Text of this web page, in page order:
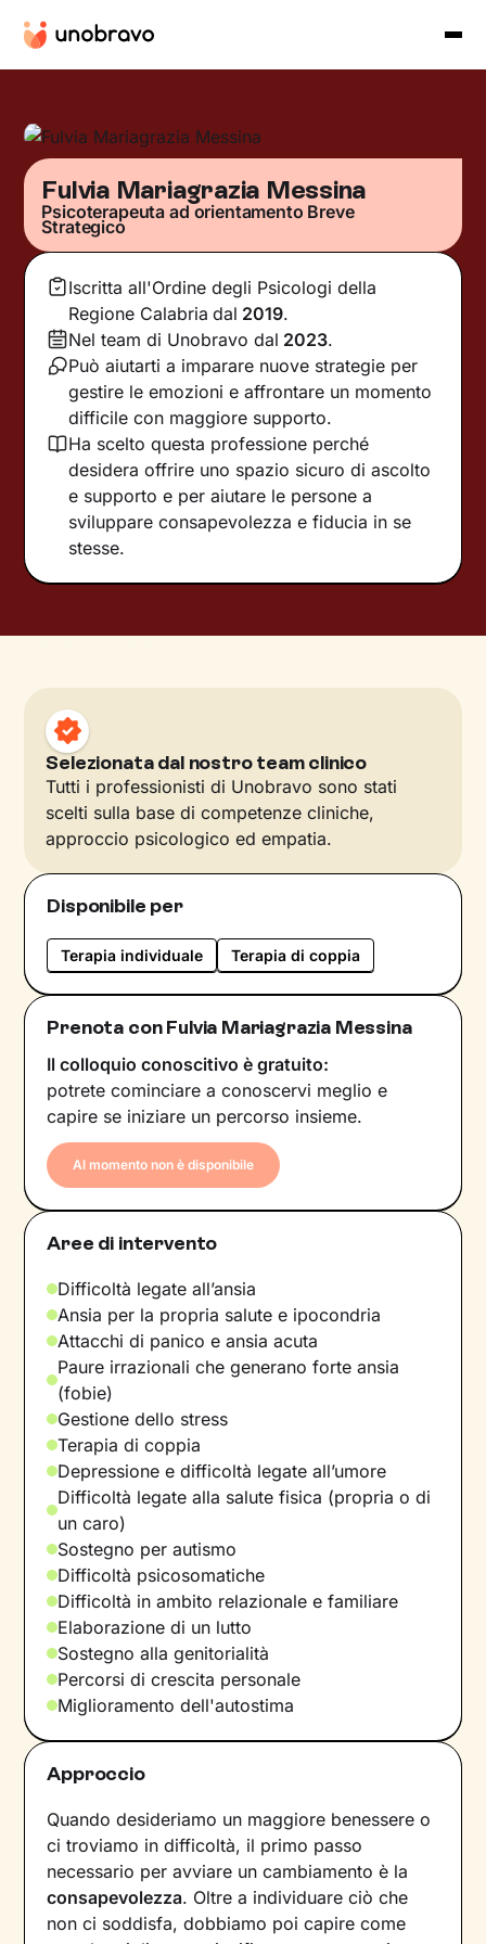
Fulvia Mariagrazia Messina
Psicoterapeuta ad orientamento Breve
Strategico
Iscritta all'Ordine degli Psicologi della
Regione Calabria dal 2019.
Nel team di Unobravo dal 2023.
Può aiutarti a imparare nuove strategie per
gestire le emozioni e affrontare un momento
difficile con maggiore supporto.
Ha scelto questa professione perché
desidera offrire uno spazio sicuro di ascolto
e supporto e per aiutare le persone a
sviluppare consapevolezza e fiducia in se
stesse.
Selezionata dal nostro team clinico
Tutti i professionisti di Unobravo sono stati
scelti sulla base di competenze cliniche,
approccio psicologico ed empatia.
Disponibile per
Terapia individuale Terapia di coppia
Prenota con Fulvia Mariagrazia Messina
Il colloquio conoscitivo è gratuito:
potrete cominciare a conoscervi meglio e
capire se iniziare un percorso insieme.
Al momento non è disponibile
Aree di intervento
Difficoltà legate all’ansia
Ansia per la propria salute e ipocondria
Attacchi di panico e ansia acuta
Paure irrazionali che generano forte ansia
(fobie)
Gestione dello stress
Terapia di coppia
Depressione e difficoltà legate all’umore
Difficoltà legate alla salute fisica (propria o di
un caro)
Sostegno per autismo
Difficoltà psicosomatiche
Difficoltà in ambito relazionale e familiare
Elaborazione di un lutto
Sostegno alla genitorialità
Percorsi di crescita personale
Miglioramento dell'autostima
Approccio
Quando desideriamo un maggiore benessere o
ci troviamo in difficoltà, il primo passo
necessario per avviare un cambiamento è la
consapevolezza. Oltre a individuare ciò che
non ci soddisfa, dobbiamo poi capire come